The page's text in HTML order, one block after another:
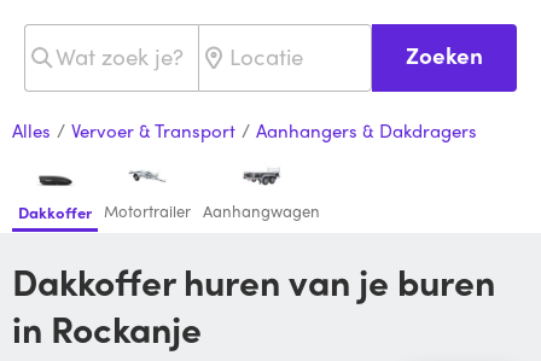
Zoeken
Alles / Vervoer & Transport / Aanhangers & Dakdragers
Dakkoffer Motortrailer Aanhangwagen
Dakkoffer huren van je buren
in Rockanje